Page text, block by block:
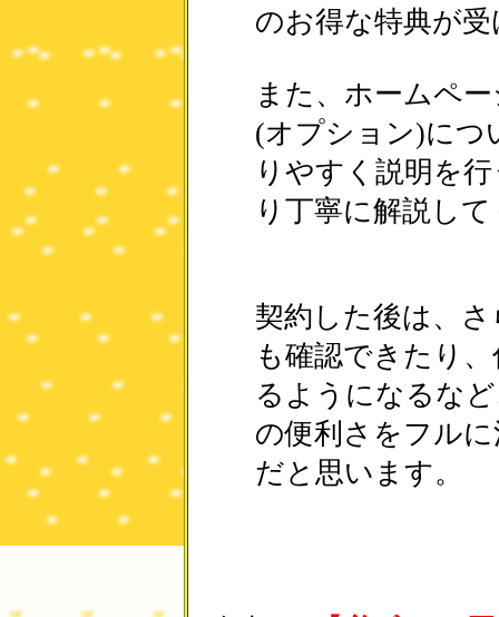
のお得な特典が
また、ホームペ
(オプション)につ
りやすく説明を
り丁寧に解説し
契約した後は、
も確認できたり
るようになるな
の便利さをフル
だと思います。